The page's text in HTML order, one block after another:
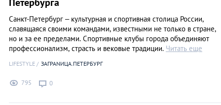
Петербурга
Санкт-Петербург – культурная и спортивная столица России,
славящаяся своими командами, известными не только в стране,
но и за ее пределами. Спортивные клубы города объединяют
профессионализм, страсть и вековые традиции. Читать еще
LIFESTYLE ЗАГРАNИЦА.ПЕТЕРБУРГ
795 0